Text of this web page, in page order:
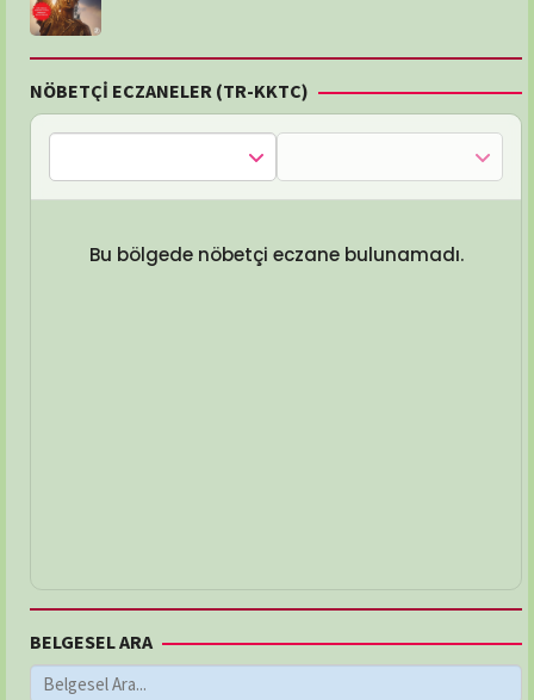
NÖBETÇİ ECZANELER (TR-KKTC)
Bu bölgede nöbetçi eczane bulunamadı.
BELGESEL ARA